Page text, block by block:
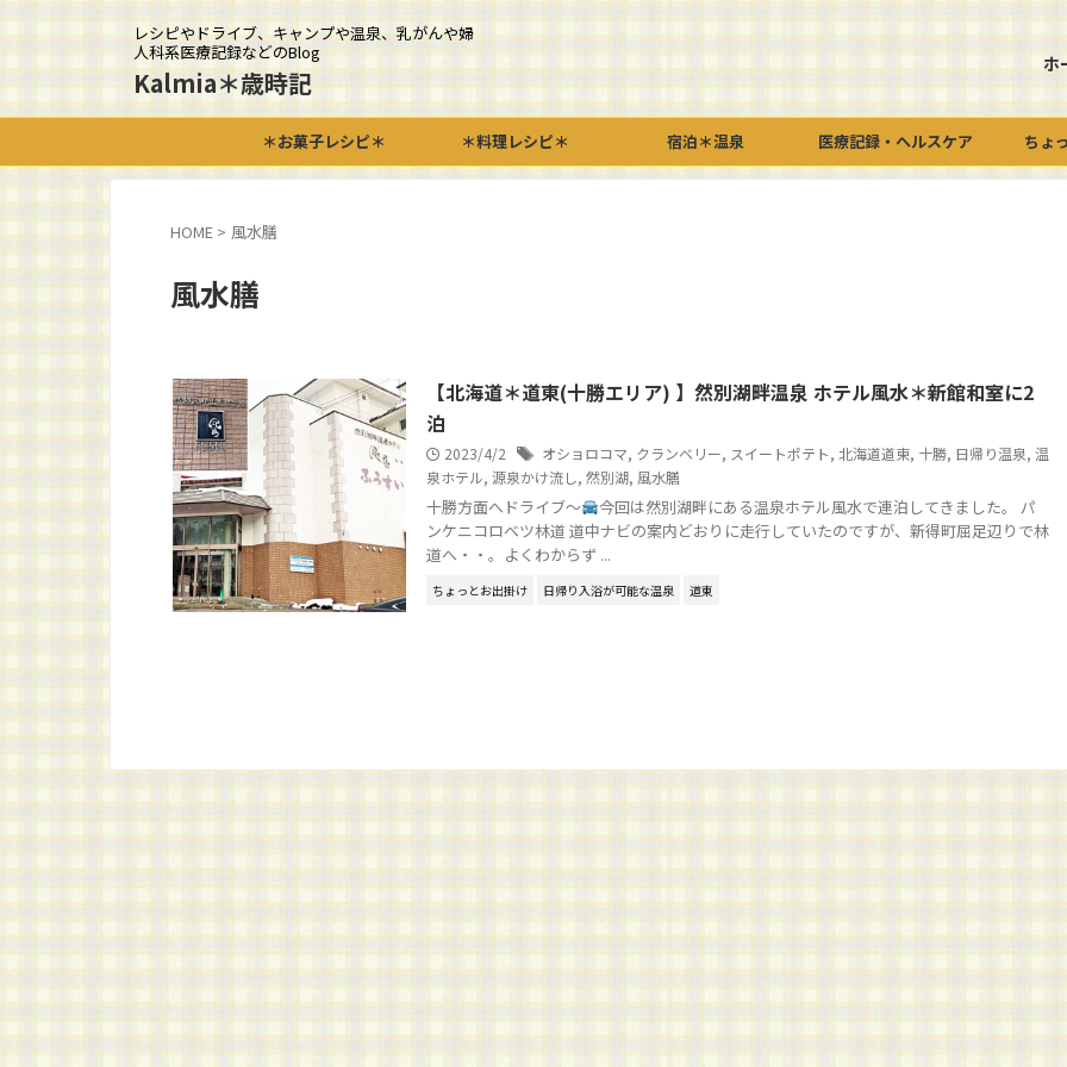
レシピやドライブ、キャンプや温泉、乳がんや婦
人科系医療記録などのBlog
Kalmia＊歳時記
ホ
＊お菓子レシピ＊ ＊料理レシピ＊ 宿泊＊温泉 医療記録・ヘルスケア ちょ
HOME > 風水膳
風水膳
【北海道＊道東(十勝エリア) 】然別湖畔温泉 ホテル風水＊新館和室に2
泊
2023/4/2 オショロコマ, クランベリー, スイートポテト, 北海道道東, 十勝, 日帰り温泉, 温
泉ホテル, 源泉かけ流し, 然別湖, 風水膳
十勝方面へドライブ～
今回は然別湖畔にある温泉ホテル風水で連泊してきました。 パ
ンケニコロベツ林道 道中ナビの案内どおりに走行していたのですが、新得町屈足辺りで林
道へ・・。よくわからず ...
ちょっとお出掛け 日帰り入浴が可能な温泉 道東